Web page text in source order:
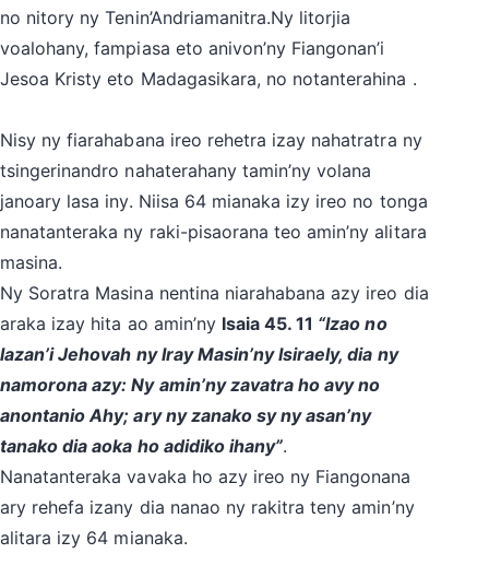
no nitory ny Tenin’Andriamanitra.Ny litorjia
voalohany, fampiasa eto anivon’ny Fiangonan’i
Jesoa Kristy eto Madagasikara, no notanterahina .
Nisy ny fiarahabana ireo rehetra izay nahatratra ny
tsingerinandro nahaterahany tamin’ny volana
janoary lasa iny. Niisa 64 mianaka izy ireo no tonga
nanatanteraka ny raki-pisaorana teo amin’ny alitara
masina.
Ny Soratra Masina nentina niarahabana azy ireo dia
araka izay hita ao amin’ny Isaia 45. 11 “Izao no
lazan’i Jehovah ny Iray Masin’ny Isiraely, dia ny
namorona azy: Ny amin’ny zavatra ho avy no
anontanio Ahy; ary ny zanako sy ny asan’ny
tanako dia aoka ho adidiko ihany”.
Nanatanteraka vavaka ho azy ireo ny Fiangonana
ary rehefa izany dia nanao ny rakitra teny amin’ny
alitara izy 64 mianaka.